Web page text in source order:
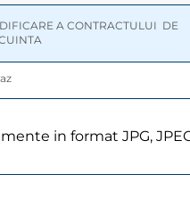
A CONTRACTULUI  DE
in format JPG,